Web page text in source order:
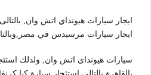
ايجار سيارات هيونداي اتش وان, بالتالى
ايجار سيارات مرسيدس في
سيارات هيونداى اتش وان, ولذلك